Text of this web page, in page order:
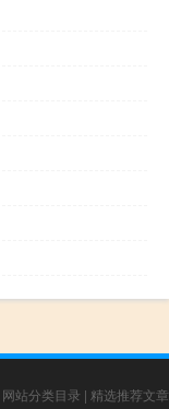
网站分类目录 | 精选推荐文章